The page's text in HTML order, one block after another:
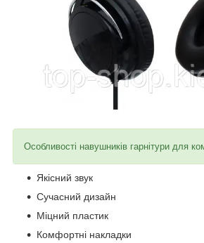
Особливості навушників гарнітури для
Якісний звук
Сучасний дизайн
Міцний пластик
Комфортні накладки